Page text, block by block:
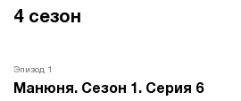
4 сезон
Эпизод 1
Манюня. Сезон 1. Серия 6